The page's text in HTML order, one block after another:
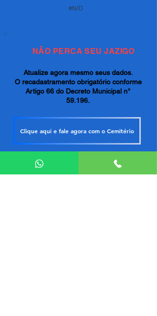
#N/D
NÃO PERCA SEU JAZIGO
Atualize agora mesmo seus dados.
O recadastramento obrigatório conforme
Artigo 66 do Decreto Municipal n°
59.196.
Clique aqui e fale agora com o Cemitério